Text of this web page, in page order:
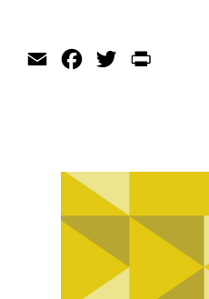
Email Facebook
Twitter